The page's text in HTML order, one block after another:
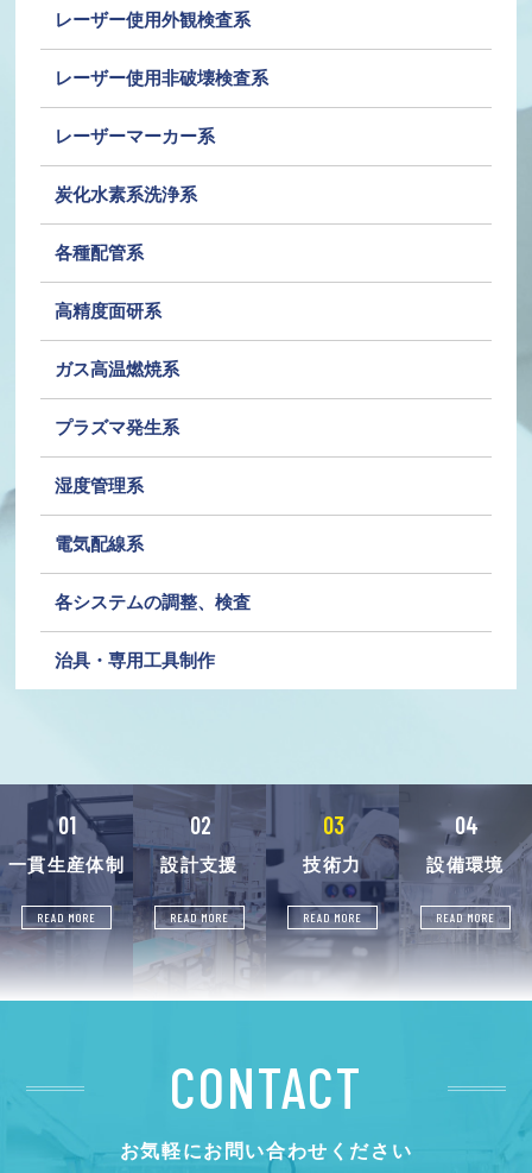
レーザー使用外観検査系
レーザー使用非破壊検査系
レーザーマーカー系
炭化水素系洗浄系
各種配管系
高精度面研系
ガス高温燃焼系
プラズマ発生系
湿度管理系
電気配線系
各システムの調整、検査
治具・専用工具制作
01
一貫生産体制
READ MORE
02
設計支援
READ MORE
03
技術力
READ MORE
04
設備環境
READ MORE
CONTACT
お気軽にお問い合わせください